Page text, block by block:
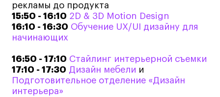
Карьера
Центр карьеры
Живые проекты
Конкурсы
рекламы до продукта
15:50 - 16:10 2D & 3D Motion Design
16:10 - 16:30 Обучение UX/UI дизайну для
начинающих
16:50 - 17:10 Стайлинг интерьерной съемки
17:10 - 17:30 Дизайн мебели и
Подготовительное отделение «Дизайн
интерьера»